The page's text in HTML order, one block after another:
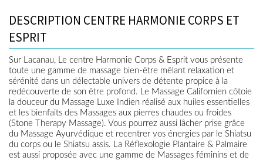
DESCRIPTION CENTRE HARMONIE CORPS ET
ESPRIT
Sur Lacanau, Le centre Harmonie Corps & Esprit vous présente
toute une gamme de massage bien-être mêlant relaxation et
sérénité dans un délectable univers de détente propice à la
redécouverte de son être profond. Le Massage Californien côtoie
la douceur du Massage Luxe Indien réalisé aux huiles essentielles
et les bienfaits des Massages aux pierres chaudes ou froides
(Stone Therapy Massage). Vous pourrez aussi lâcher prise grâce
du Massage Ayurvédique et recentrer vos énergies par le Shiatsu
du corps ou le Shiatsu assis. La Réflexologie Plantaire & Palmaire
est aussi proposée avec une gamme de Massages féminins et de